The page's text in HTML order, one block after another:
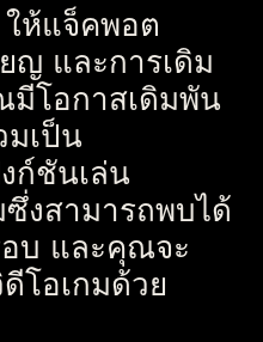
ห้แจ็คพอต
ญ และการเดิม
โอกาสเดิมพัน
มเป็น
ก์ชันเล่น
งสามารถพบได้
อบ และคุณจะ
โอเกมด้วย